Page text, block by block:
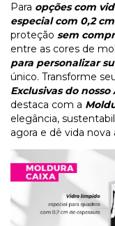
Para opções com
especial com 0,2
proteção sem
entre as cores de
para personalizar
único. Transforme
Exclusivas do
destaca com a
elegância,
agora e dê vida nova